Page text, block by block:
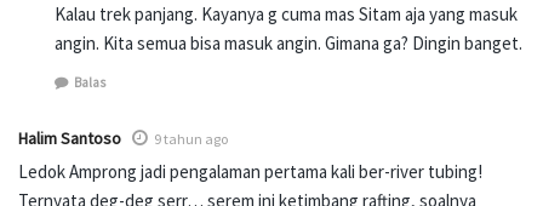
Kalau trek panjang. Kayanya g cuma mas Sitam aja yang masuk
angin. Kita semua bisa masuk angin. Gimana ga? Dingin banget.
Balas
Halim Santoso 9 tahun ago
Ledok Amprong jadi pengalaman pertama kali ber-river tubing!
Ternyata deg-deg serr… serem ini ketimbang rafting, soalnya